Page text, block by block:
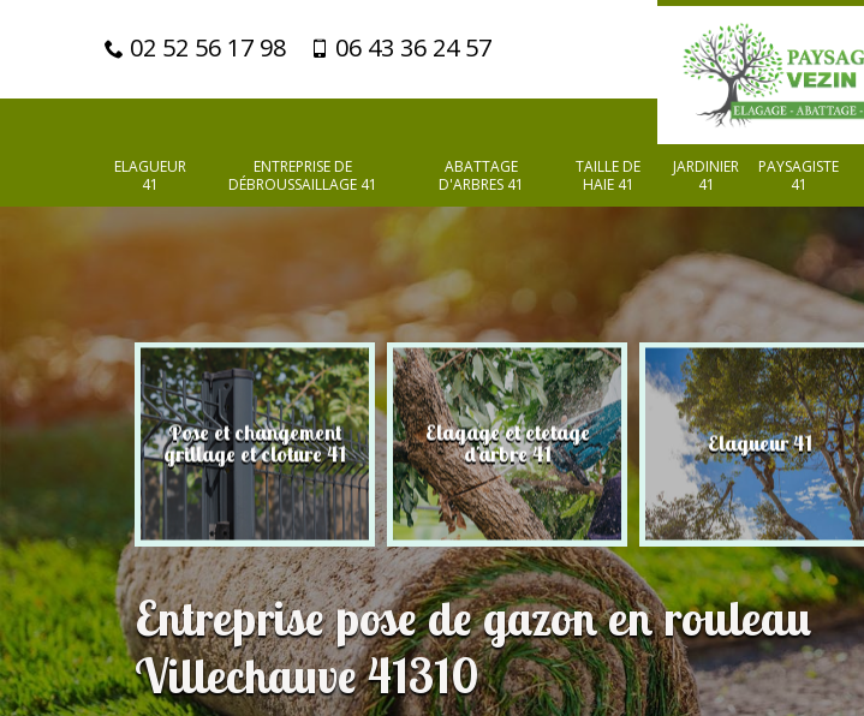
02 52 56 17 98 06 43 36 24 57
ELAGUEUR
41
ENTREPRISE DE
DÉBROUSSAILLAGE 41
ABATTAGE
D'ARBRES 41
TAILLE DE
HAIE 41
JARDINIER
41
PAYSAGISTE
41
41 Pose et changement
grillage et cloture 41
Elagage et etetage
d'arbre 41 Elagueur 41
Entreprise pose de gazon en rouleau
Villechauve 41310